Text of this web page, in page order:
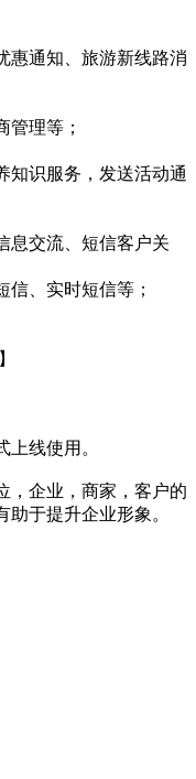
惠通知、旅游新线路消
管理等；
知识服务，发送活动通
息交流、短信客户关
、实时短信等；
线使用。
，企业，商家，客户的
于提升企业形象。